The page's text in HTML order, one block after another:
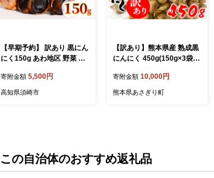
【早期予約】 訳あり 黒にん
にく150g あわ地区 野菜 高
寄附金額 5,500円
高知県須崎市
【訳あり】熊本県産 熟成黒
にんにく 450g(150g×3袋)
寄附金額 10,000円
熊本県あさぎり町
この自治体のおすすめ返礼品